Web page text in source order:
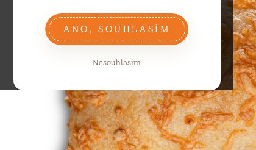
ANO, SOUHLASÍM
Nesouhlasím